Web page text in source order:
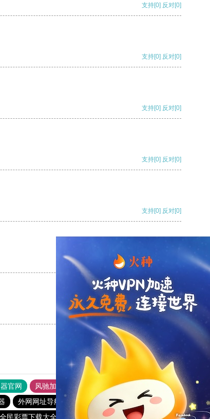
支持[0] 反对[0]
支持[0] 反对[0]
支持[0] 反对[0]
支持[0] 反对[0]
支持[0] 反对[0]
支持
支持 [0] 反对
官网 风驰加速器
旋风加速器
外网网址导航 软件中心 雷霆加速
狂飙加速器
全民彩票下载大全官网 全民彩票安卓版